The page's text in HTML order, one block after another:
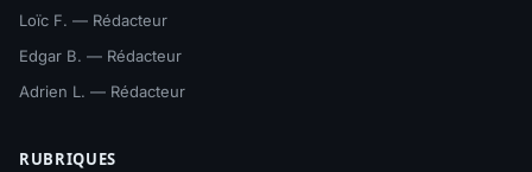
Loïc F. — Rédacteur
Edgar B. — Rédacteur
Adrien L. — Rédacteur
RUBRIQUES